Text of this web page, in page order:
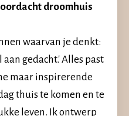
droomhuis
waarvan je denkt:
gedacht.' Alles past
maar inspirerende
thuis te komen en te
leven. Ik ontwerp